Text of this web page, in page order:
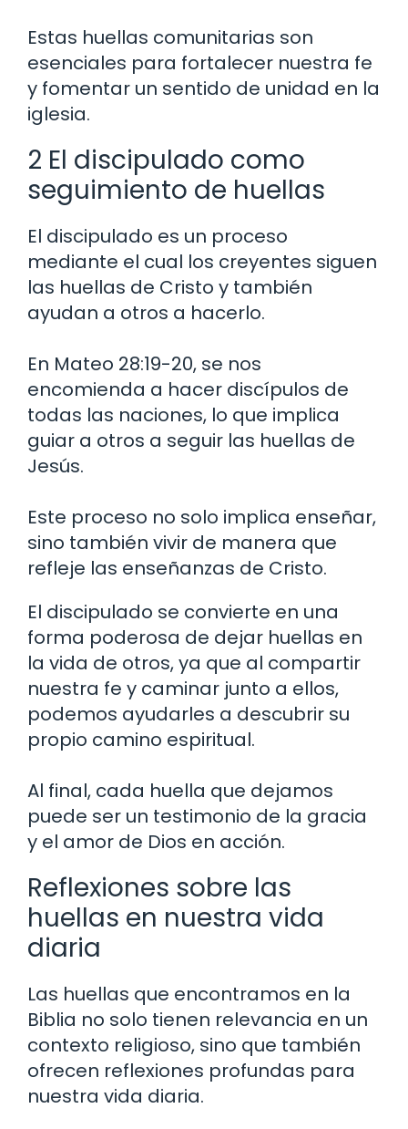
Estas huellas comunitarias son
esenciales para fortalecer nuestra fe
y fomentar un sentido de unidad en la
iglesia.
2 El discipulado como
seguimiento de huellas
El discipulado es un proceso
mediante el cual los creyentes siguen
las huellas de Cristo y también
ayudan a otros a hacerlo.
En Mateo 28:19-20, se nos
encomienda a hacer discípulos de
todas las naciones, lo que implica
guiar a otros a seguir las huellas de
Jesús.
Este proceso no solo implica enseñar,
sino también vivir de manera que
refleje las enseñanzas de Cristo.
El discipulado se convierte en una
forma poderosa de dejar huellas en
la vida de otros, ya que al compartir
nuestra fe y caminar junto a ellos,
podemos ayudarles a descubrir su
propio camino espiritual.
Al final, cada huella que dejamos
puede ser un testimonio de la gracia
y el amor de Dios en acción.
Reflexiones sobre las
huellas en nuestra vida
diaria
Las huellas que encontramos en la
Biblia no solo tienen relevancia en un
contexto religioso, sino que también
ofrecen reflexiones profundas para
nuestra vida diaria.